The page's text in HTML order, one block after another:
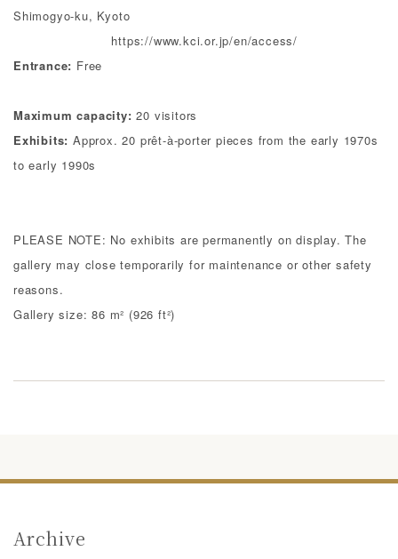
Shimogyo-ku, Kyoto
https://www.kci.or.jp/en/access/
Entrance: Free
Maximum capacity: 20 visitors
Exhibits: Approx. 20 prêt-à-porter pieces from the early 1970s
to early 1990s
PLEASE NOTE: No exhibits are permanently on display. The
gallery may close temporarily for maintenance or other safety
reasons.
Gallery size: 86 m² (926 ft²)
Archive